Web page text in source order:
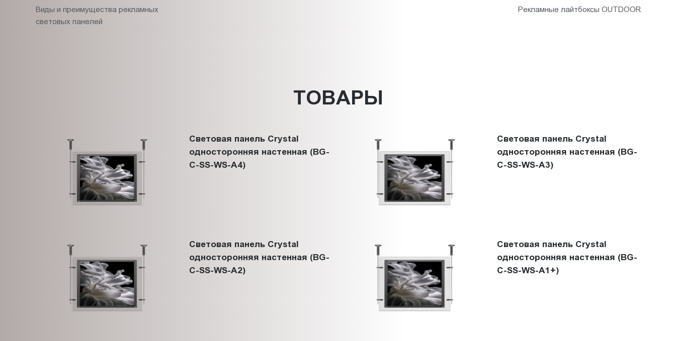
Виды и преимущества рекламных
световых панелей
Рекламные лайтбоксы OUTDOOR
ТОВАРЫ
Световая панель Crystal
односторонняя настенная (BG-
C-SS-WS-A4)
Световая панель Crystal
односторонняя настенная (BG-
C-SS-WS-A3)
Световая панель Crystal
односторонняя настенная (BG-
C-SS-WS-A2)
Световая панель Crystal
односторонняя настенная (BG-
C-SS-WS-A1+)